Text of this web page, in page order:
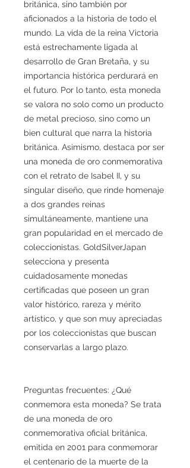
británica, sino también por
aficionados a la historia de todo el
mundo. La vida de la reina Victoria
está estrechamente ligada al
desarrollo de Gran Bretaña, y su
importancia histórica perdurará en
el futuro. Por lo tanto, esta moneda
se valora no solo como un producto
de metal precioso, sino como un
bien cultural que narra la historia
británica. Asimismo, destaca por ser
una moneda de oro conmemorativa
con el retrato de Isabel II, y su
singular diseño, que rinde homenaje
a dos grandes reinas
simultáneamente, mantiene una
gran popularidad en el mercado de
coleccionistas. GoldSilverJapan
selecciona y presenta
cuidadosamente monedas
certificadas que poseen un gran
valor histórico, rareza y mérito
artístico, y que son muy apreciadas
por los coleccionistas que buscan
conservarlas a largo plazo.
Preguntas frecuentes: ¿Qué
conmemora esta moneda? Se trata
de una moneda de oro
conmemorativa oficial británica,
emitida en 2001 para conmemorar
el centenario de la muerte de la